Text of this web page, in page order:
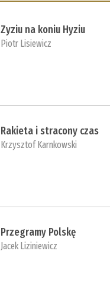
Zyziu na koniu Hyziu
Piotr Lisiewicz
Rakieta i stracony czas
Krzysztof Karnkowski
Przegramy Polskę
Jacek Liziniewicz